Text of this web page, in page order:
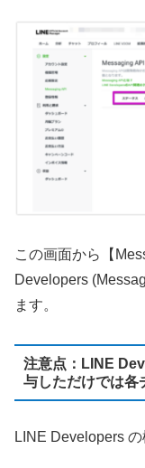
この画面から【
Developers
ます。
注意点：LINE
与しただけでは各
LINE Developers